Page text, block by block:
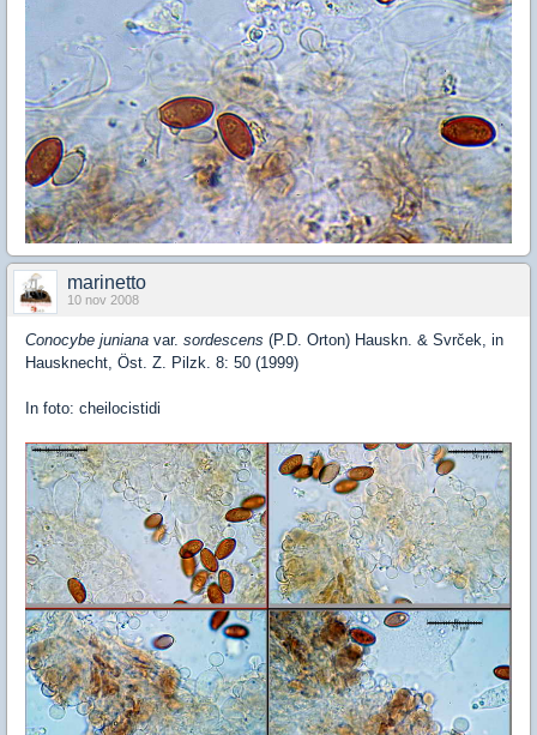
marinetto
10 nov 2008
Conocybe juniana var. sordescens (P.D. Orton) Hauskn. & Svrček, in
Hausknecht, Öst. Z. Pilzk. 8: 50 (1999)
In foto: cheilocistidi